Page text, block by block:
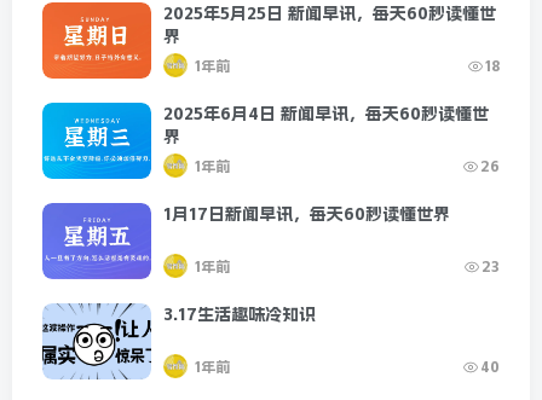
光栅动画又称莫尔条纹动画
简单的来说就是制作者
通过移动条纹（光栅板）
产生的一种动画效果
是我们的视觉思维为我们
2025年5月25日 新闻早讯，每天60秒读懂世
界
1年前 18
2025年6月4日 新闻早讯，每天60秒读懂世
界
1年前 26
1月17日新闻早讯，每天60秒读懂世界
1年前 23
3.17生活趣味冷知识
1年前 40